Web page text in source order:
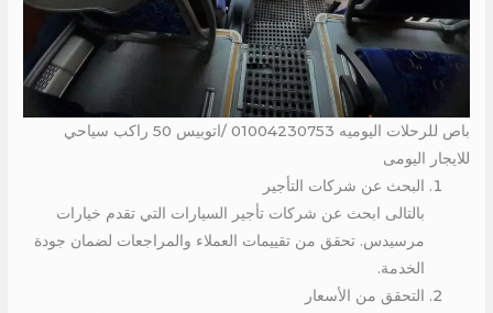
باص للرحلات اليوميه 01004230753 /اتوبيس 50 راكب سياحي
للايجار اليومى
البحث عن شركات التأجير
بالتالى ابحث عن شركات تأجير السيارات التي تقدم خيارات
مرسيدس. تحقق من تقييمات العملاء والمراجعات لضمان جودة
الخدمة.
التحقق من الأسعار